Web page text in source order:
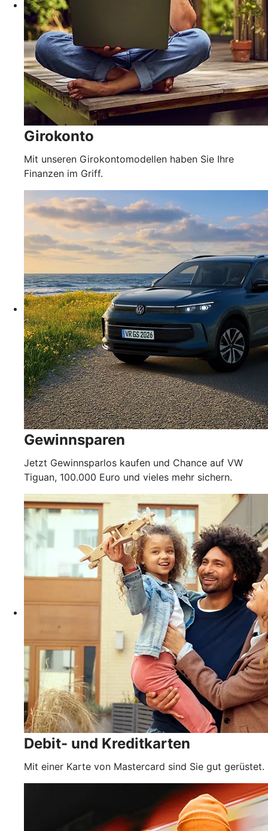
Girokonto
Mit unseren Girokontomodellen haben Sie Ihre
Finanzen im Griff.
Gewinnsparen
Jetzt Gewinnsparlos kaufen und Chance auf VW
Tiguan, 100.000 Euro und vieles mehr sichern.
Debit- und Kreditkarten
Mit einer Karte von Mastercard sind Sie gut gerüstet.